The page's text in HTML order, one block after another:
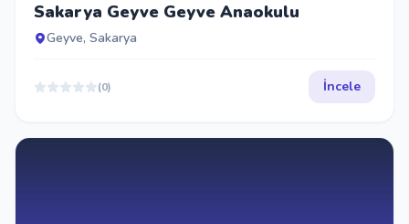
Sakarya Geyve Geyve Anaokulu
Geyve, Sakarya
(0) İncele